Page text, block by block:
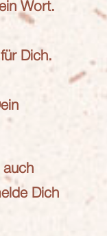
Wort.
Dich.
auch
Dich